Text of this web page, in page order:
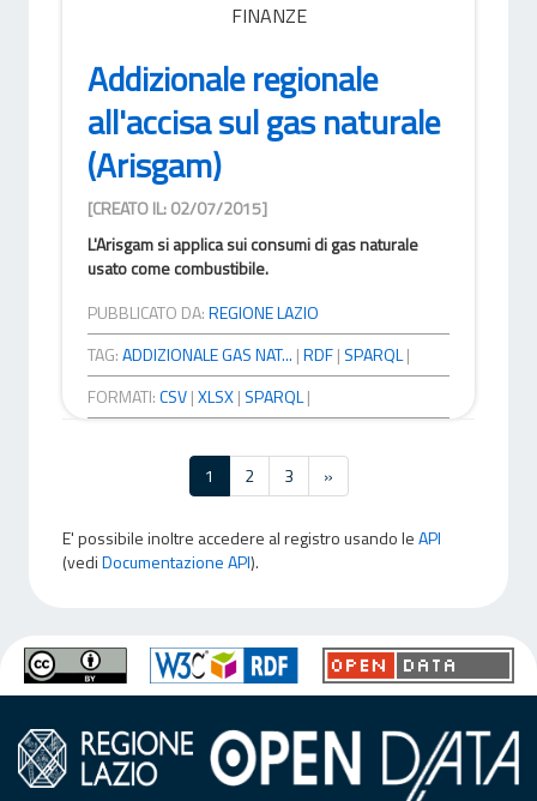
FINANZE
Addizionale regionale
all'accisa sul gas naturale
(Arisgam)
[CREATO IL: 02/07/2015]
L'Arisgam si applica sui consumi di gas naturale
usato come combustibile.
PUBBLICATO DA:REGIONE LAZIO
TAG:ADDIZIONALE GAS NAT... |RDF| SPARQL|
FORMATI:CSV|XLSX| SPARQL|
1 2 3 »
E' possibile inoltre accedere al registro usando leAPI
(vediDocumentazione API).